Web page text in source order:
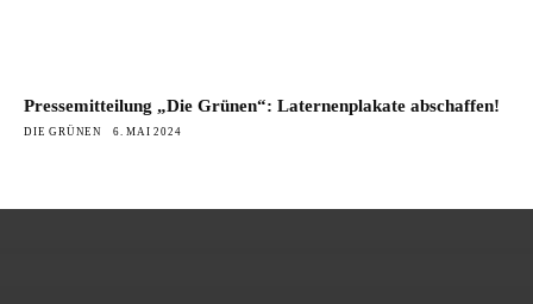
Pressemitteilung „Die Grünen“: Laternenplakate abschaffen!
DIE GRÜNEN 6. MAI 2024